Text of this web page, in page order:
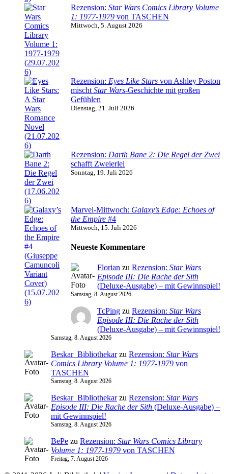
Rezension: Star Wars Comics Library Volume
1: 1977-1979 von TASCHEN
Mittwoch, 5. August 2026
Rezension: Eyes Like Stars von Ashley Poston
mischt Star Wars-Geschichte mit großen
Gefühlen
Dienstag, 21. Juli 2026
Rezension: Darth Bane 2: Die Regel der Zwei
schafft Zweierlei
Sonntag, 19. Juli 2026
Marvel-Mittwoch: Galaxy’s Edge: Echoes of
the Empire #4
Mittwoch, 15. Juli 2026
Neueste Kommentare
Florian zu Rezension: Star Wars
Episode III: Die Rache der Sith
(Deluxe-Ausgabe) – mit Gewinnspiel!
Samstag, 8. August 2026
TcPing zu Rezension: Star Wars
Episode III: Die Rache der Sith
(Deluxe-Ausgabe) – mit Gewinnspiel!
Samstag, 8. August 2026
Beskar_Bibliothekarzu Rezension: Star Wars
Comics Library Volume 1: 1977-1979 von
TASCHEN
Samstag, 8. August 2026
Beskar_Bibliothekarzu Rezension: Star Wars
Episode III: Die Rache der Sith (Deluxe-Ausgabe) –
mit Gewinnspiel!
Samstag, 8. August 2026
BePe zu Rezension: Star Wars Comics Library
Volume 1: 1977-1979 von TASCHEN
Freitag, 7. August 2026